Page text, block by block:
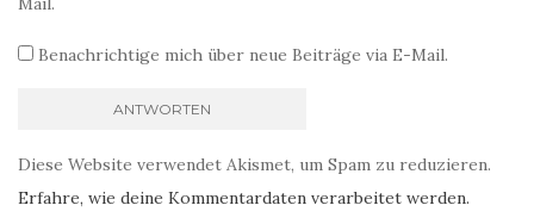
Benachrichtige mich über neue Beiträge via E-Mail.
Diese Website verwendet Akismet, um Spam zu reduzieren.
Erfahre, wie deine Kommentardaten verarbeitet werden.